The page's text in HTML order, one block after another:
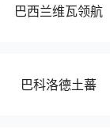
巴西兰维瓦领航
巴科洛德土蕃